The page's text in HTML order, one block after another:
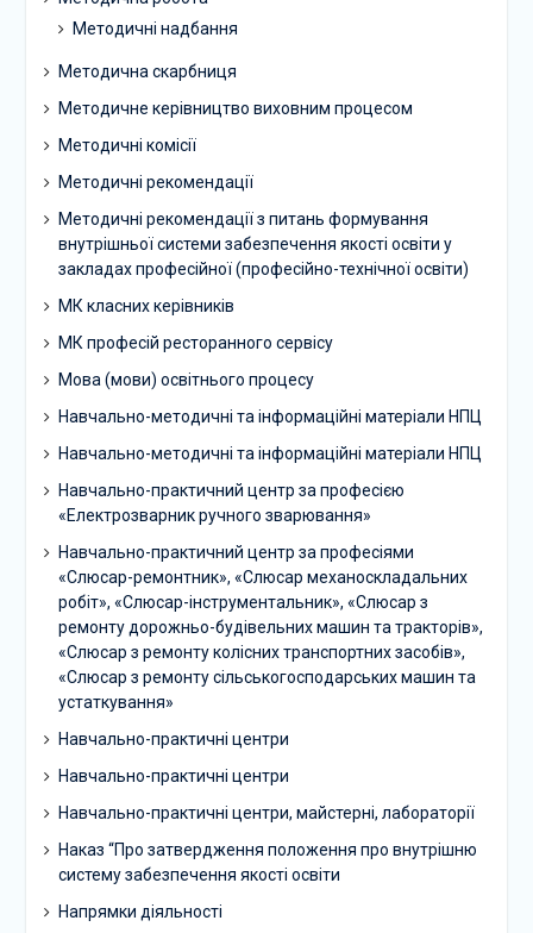
Методичні надбання
Методична скарбниця
Методичне керівництво виховним процесом
Методичні комісії
Методичні рекомендації
Методичні рекомендації з питань формування
внутрішньої системи забезпечення якості освіти у
закладах професійної (професійно-технічної освіти)
МК класних керівників
МК професій ресторанного сервісу
Мова (мови) освітнього процесу
Навчально-методичні та інформаційні матеріали НПЦ
Навчально-методичні та інформаційні матеріали НПЦ
Навчально-практичний центр за професією
«Електрозварник ручного зварювання»
Навчально-практичний центр за професіями
«Слюсар-ремонтник», «Слюсар механоскладальних
робіт», «Слюсар-інструментальник», «Слюсар з
ремонту дорожньо-будівельних машин та тракторів»,
«Слюсар з ремонту колісних транспортних засобів»,
«Слюсар з ремонту сільськогосподарських машин та
устаткування»
Навчально-практичні центри
Навчально-практичні центри
Навчально-практичні центри, майстерні, лабораторії
Наказ “Про затвердження положення про внутрішню
систему забезпечення якості освіти
Напрямки діяльності